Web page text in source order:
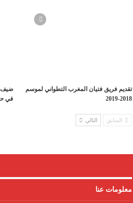
تقديم فريق فتيان المغرب التطواني لموسم
2018-2019
ضيف
في
السابق التالي
معلومات عنا